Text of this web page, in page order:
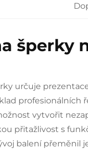
šperky
určuje
profesionálních
vytvořit
přitažlivost s
balení přeměnil